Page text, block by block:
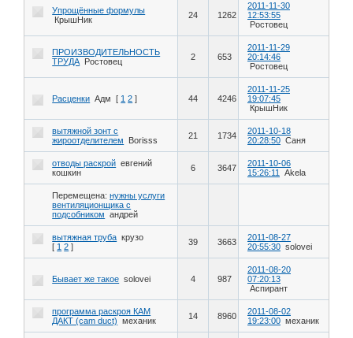
Упрощённые формулы
КрышНик
24 1262
2011-11-30
12:53:55
Ростовец
ПРОИЗВОДИТЕЛЬНОСТЬ
ТРУДА
Ростовец 2 653
2011-11-29
20:14:46
Ростовец
Расценки Адм [ 1 2 ] 44 4246
2011-11-25
19:07:45
КрышНик
вытяжной зонт с
жироотделителем
Borisss 21 1734
2011-10-18
20:28:50 Саня
отводы раскрой евгений
кошкин
6 3647
2011-10-06
15:26:11
Akela
Перемещена: нужны услуги
вентиляционщика с
подсобником
андрей
вытяжная труба крузо
[ 1 2 ] 39 3663
2011-08-27
20:55:30 solovei
Бывает же такое solovei 4 987
2011-08-20
07:20:13
Аспирант
программа раскроя КАМ
ДАКТ (cam duct)
механик 14 8960
2011-08-02
19:23:00 механик